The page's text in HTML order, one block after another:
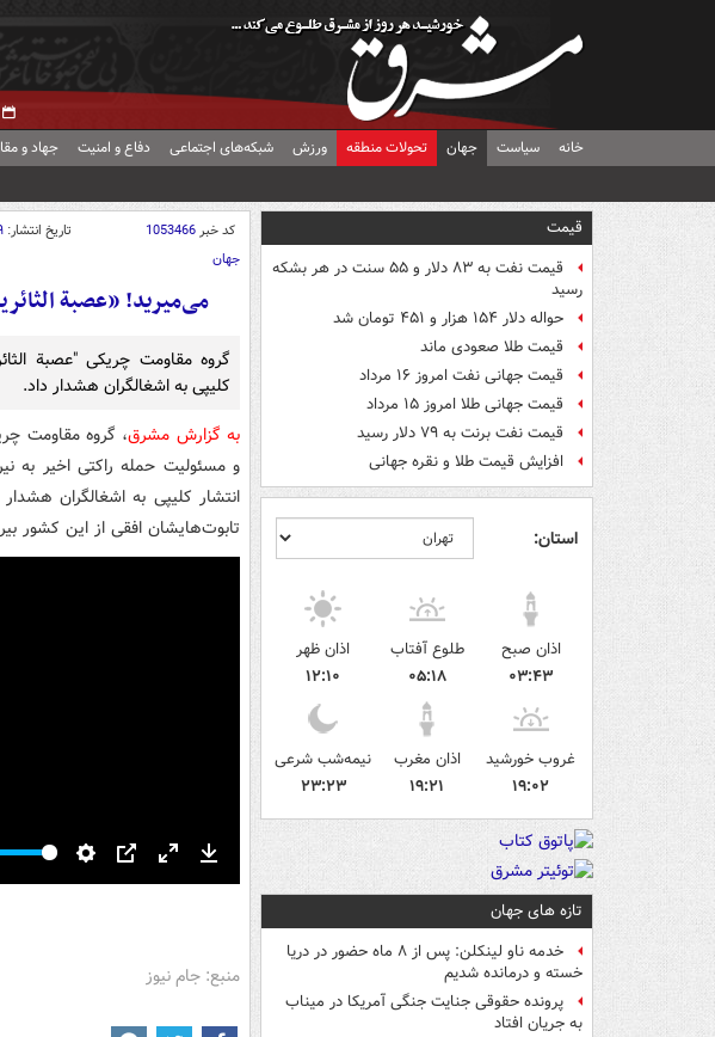
خانه سیاست جهان تحولات منطقه ورزش شبکه‌های اجتماعی دفاع و امنیت جهاد و
قیمت
قیمت نفت به ۸۳ دلار و ۵۵ سنت در هر بشکه
رسید
حواله دلار ۱۵۴ هزار و ۴۵۱ تومان شد
قیمت طلا صعودی ماند
قیمت جهانی نفت امروز ۱۶ مرداد
قیمت جهانی طلا امروز ۱۵ مرداد
قیمت نفت برنت به ۷۹ دلار رسید
افزایش قیمت طلا و نقره جهانی
استان:
اذان صبح
۰۳:۴۳
طلوع آفتاب
۰۵:۱۸
اذان ظهر
۱۲:۱۰
غروب خورشید
۱۹:۰۲
اذان مغرب
۱۹:۲۱
نیمه‌شب شرعی
۲۳:۲۳
تازه های جهان
خدمه ناو لینکلن: پس از ۸ ماه حضور در دریا
خسته و درمانده‌ شدیم
پرونده حقوقی جنایت جنگی آمریکا در میناب
به جریان افتاد
کد خبر1053466 تاریخ انتشار: ۲۹
جهان
می‌میرید! «عصبة
گروه مقاومت چریکی "عصبة
کلیپی به اشغالگران هشدار داد.
به گزارش مشرق، گروه مقاومت
و مسئولیت حمله راکتی اخیر به
انتشار کلیپی به اشغالگران
تابوت‌هایشان افقی از این کشور
منبع: جام نیوز